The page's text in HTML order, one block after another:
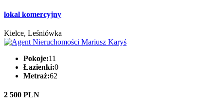
lokal komercyjny
Kielce, Leśniówka
Pokoje:11
Łazienki:0
Metraż:62
2 500 PLN